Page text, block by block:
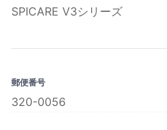
SPICARE V3シリーズ
郵便番号
320-0056